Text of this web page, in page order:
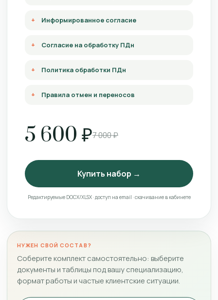
Информированное согласие
Согласие на обработку ПДн
Политика обработки ПДн
Правила отмен и переносов
5 600 ₽7 000 ₽
Купить набор →
Редактируемые DOCX/XLSX · доступ на email · скачивание в кабинете
НУЖЕН СВОЙ СОСТАВ?
Соберите комплект самостоятельно: выберите
документы и таблицы под вашу специализацию,
формат работы и частые клиентские ситуации.